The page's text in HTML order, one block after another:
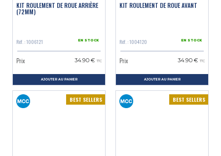
KIT ROULEMENT DE ROUE ARRIÈRE
(72MM)
Réf. : 1006121 EN STOCK
Prix 34.90 € TTC
AJOUTER AU PANIER
KIT ROULEMENT DE ROUE AVANT
Réf. : 1004120 EN STOCK
Prix 34.90 € TTC
AJOUTER AU PANIER
BEST SELLERS BEST SELLERS